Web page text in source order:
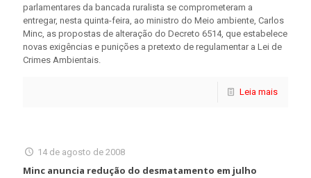
parlamentares da bancada ruralista se comprometeram a
entregar, nesta quinta-feira, ao ministro do Meio ambiente, Carlos
Minc, as propostas de alteração do Decreto 6514, que estabelece
novas exigências e punições a pretexto de regulamentar a Lei de
Crimes Ambientais.
Leia mais
14 de agosto de 2008
Minc anuncia redução do desmatamento em julho